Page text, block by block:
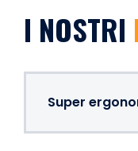
I NOSTRI
Super